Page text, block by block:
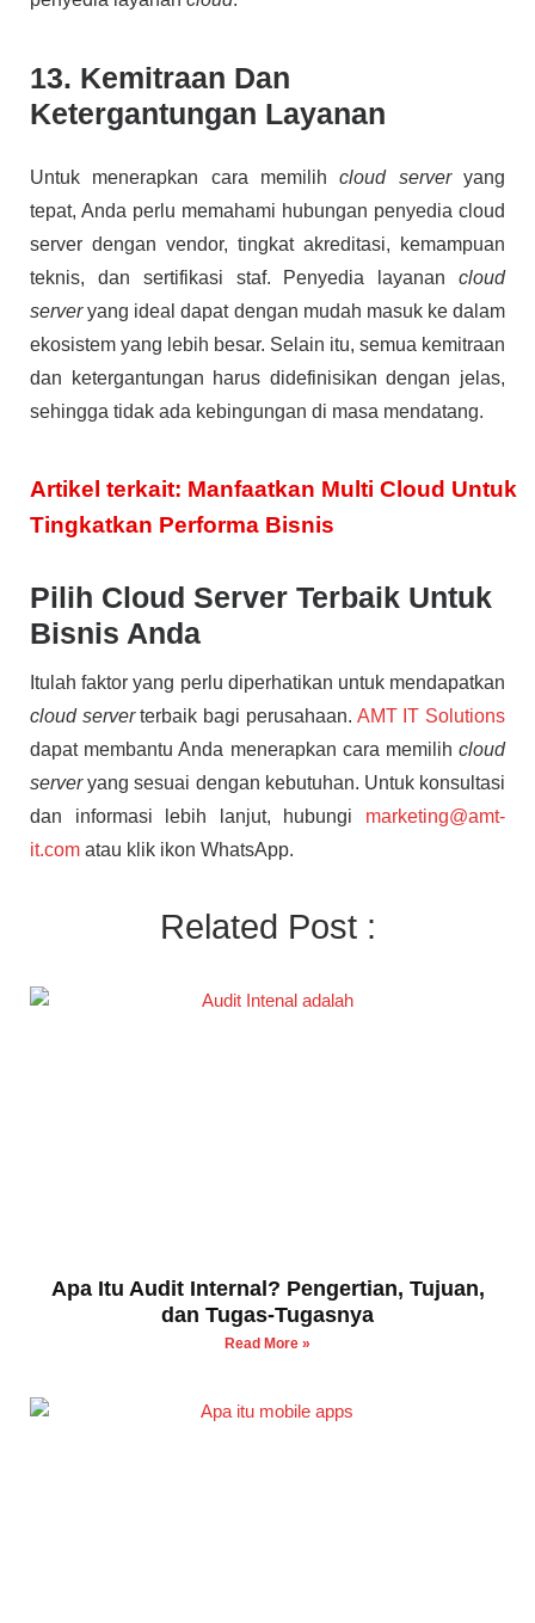
13. Kemitraan Dan
Ketergantungan Layanan
Untuk menerapkan cara memilihcloud serveryang
tepat, Anda perlu memahami hubungan penyedia cloud
server dengan vendor, tingkat akreditasi, kemampuan
teknis, dan sertifikasi staf. Penyedia layanan cloud
serveryang ideal dapat dengan mudah masuk ke dalam
ekosistem yang lebih besar. Selain itu, semua kemitraan
dan ketergantungan harus didefinisikan dengan jelas,
sehingga tidak ada kebingungan di masa mendatang.
Artikel terkait: Manfaatkan Multi Cloud Untuk
Tingkatkan Performa Bisnis
Pilih Cloud Server Terbaik Untuk
Bisnis Anda
Itulah faktor yang perlu diperhatikan untuk mendapatkan
cloud serverterbaik bagi perusahaan. AMT IT Solutions
dapat membantu Anda menerapkan cara memilih cloud
serveryang sesuai dengan kebutuhan. Untuk konsultasi
dan informasi lebih lanjut, hubungi marketing@amt-
it.com atau klik ikon WhatsApp.
Related Post :
Apa Itu Audit Internal? Pengertian, Tujuan,
dan Tugas-Tugasnya
Read More »